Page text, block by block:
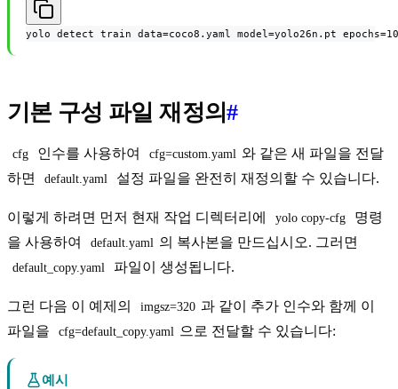
yolo detect train data=coco8.yaml model=yolo26n.pt
기본 구성 파일 재정의#
cfg 인수를 사용하여 cfg=custom.yaml 와 같은 새 파일을 전달
하면
default.yaml 설정 파일을 완전히 재정의할 수 있습니다.
이렇게 하려면 먼저 현재 작업 디렉터리에 yolo copy-cfg
명령
을 사용하여
default.yaml 의 복사본을 만드십시오. 그러면
default_copy.yaml 파일이 생성됩니다.
그런 다음 이 예제의 imgsz=320 과 같이 추가 인수와 함께 이
파일을
cfg=default_copy.yaml 으로 전달할 수 있습니다:
예시